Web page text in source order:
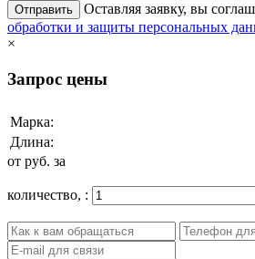
Отправить Оставляя заявку, вы
обработки и защиты персональных
×
Запрос цены
Марка:
Длина:
от руб. за
количество, :